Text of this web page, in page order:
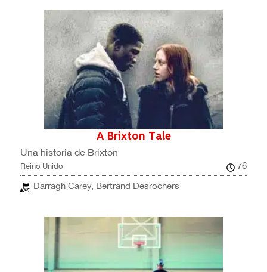
A Brixton Tale
Una historia de Brixton
Reino Unido
76
Darragh Carey, Bertrand Desrochers